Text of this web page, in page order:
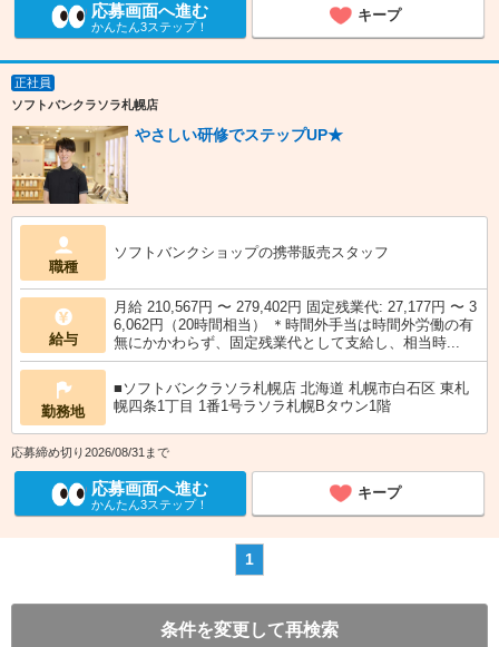
応募画面へ進む
かんたん3ステップ！
キープ
正社員
ソフトバンクラソラ札幌店
やさしい研修でステップUP★
職種
ソフトバンクショップの携帯販売スタッフ
給与
月給 210,567円 〜 279,402円 固定残業代: 27,177円 〜 3
6,062円（20時間相当） ＊時間外手当は時間外労働の有
無にかかわらず、固定残業代として支給し、相当時...
勤務地
■ソフトバンクラソラ札幌店 北海道 札幌市白石区 東札
幌四条1丁目 1番1号ラソラ札幌Bタウン1階
応募締め切り2026/08/31まで
応募画面へ進む
かんたん3ステップ！
キープ
1
条件を変更して再検索